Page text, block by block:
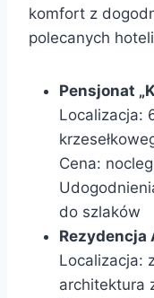
komfort z
polecanych
Pensjonat
Localizacja:
Cena:
do szlaków
Rezydencja
Localizacja:
architektura